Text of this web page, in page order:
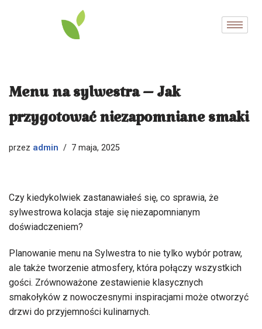
Menu na sylwestra – Jak
przygotować niezapomniane smaki
przez admin 7 maja, 2025
Czy kiedykolwiek zastanawiałeś się, co sprawia, że
sylwestrowa kolacja staje się niezapomnianym
doświadczeniem?
Planowanie menu na Sylwestra to nie tylko wybór potraw,
ale także tworzenie atmosfery, która połączy wszystkich
gości. Zrównoważone zestawienie klasycznych
smakołyków z nowoczesnymi inspiracjami może otworzyć
drzwi do przyjemności kulinarnych.